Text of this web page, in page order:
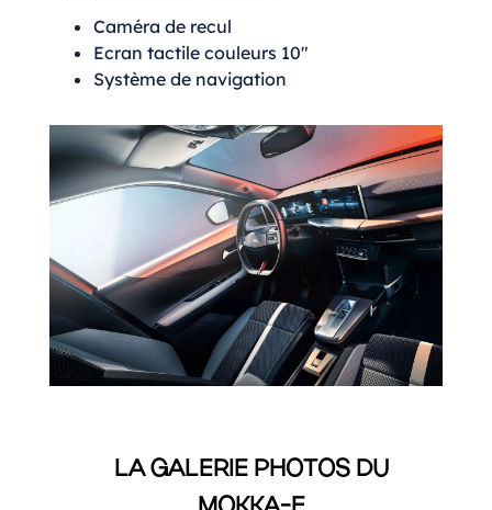
Caméra de recul
Ecran tactile couleurs 10″
Système de navigation
LA GALERIE PHOTOS DU